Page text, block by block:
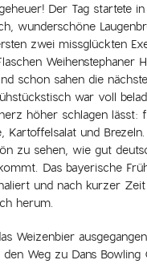
Der Tag startete
wunderschöne
zwei missglückten
Weihenstephaner
schon sahen die
war voll
höher schlagen lässt:
Kartoffelsalat und
zu sehen, wie gut
Das bayerische
und nach kurzer Zeit
herum.
Weizenbier
den Weg zu Dans Bowling